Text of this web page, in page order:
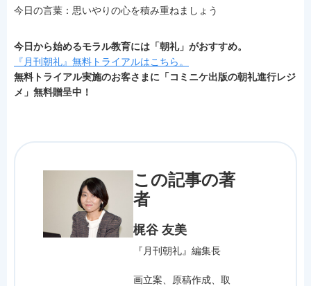
今日の言葉：思いやりの心を積み重ねましょう
今日から始めるモラル教育には「朝礼」がおすすめ。
『月刊朝礼』無料トライアルはこちら。
無料トライアル実施のお客さまに「コミニケ出版の朝礼進行レジ
メ」無料贈呈中！
この記事の著
者
梶谷 友美
『月刊朝礼』編集長
画立案、原稿作成、取